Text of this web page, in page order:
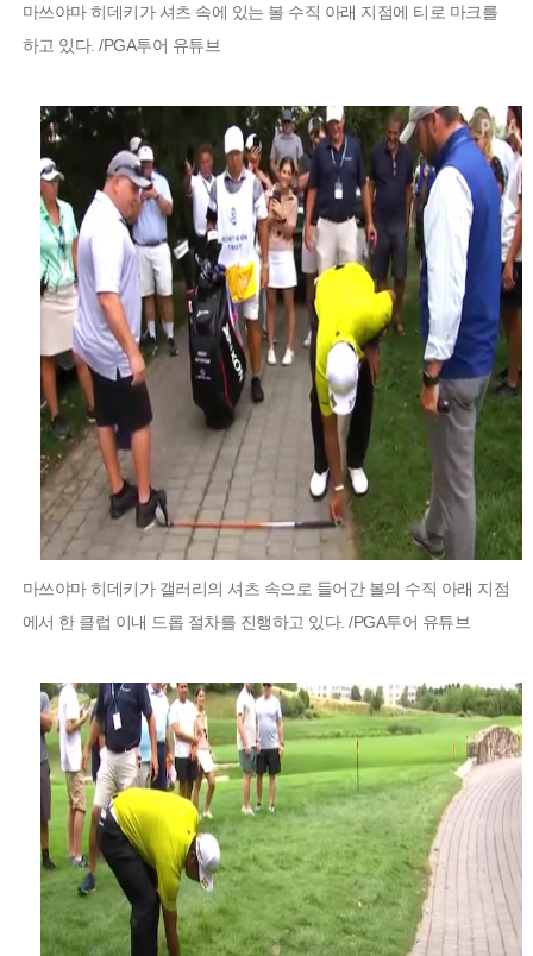
마쓰야마 히데키가 셔츠 속에 있는 볼 수직 아래 지점에 티로 마크를
하고 있다. /PGA투어 유튜브
마쓰야마 히데키가 갤러리의 셔츠 속으로 들어간 볼의 수직 아래 지점
에서 한 클럽 이내 드롭 절차를 진행하고 있다. /PGA투어 유튜브